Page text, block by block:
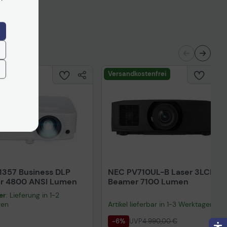
Business DLP
4800 ANSI Lumen
: Lieferung in 1-2
Versandkostenfrei
NEC PV710UL-B Laser 3LCD
Beamer 7100 Lumen
Artikel lieferbar in 1-3 Werktagen.
-6% UVP4.990,00 €